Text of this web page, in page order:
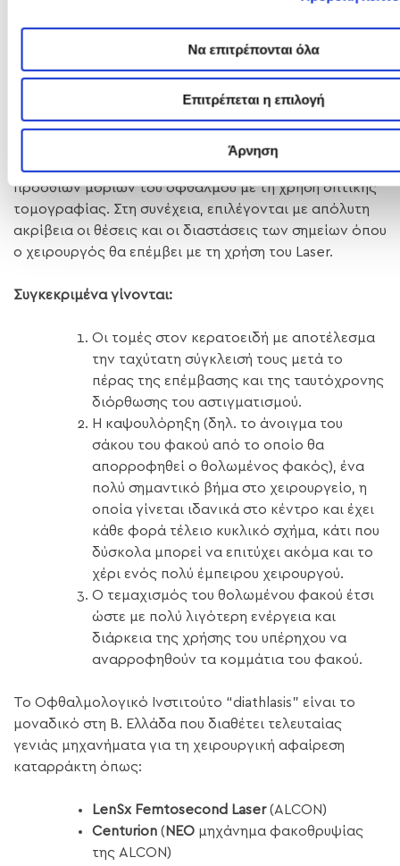
Να επιτρέπονται όλα
Επιτρέπεται η επιλογή
Άρνηση
δίνει τη δυνατότητα στο
χειρουργό να κάνει με απόλυτη ακρίβεια
συγκεκριμένα βήματα του χειρουργείου χωρίς τον
κίνδυνο των επιπλοκών.
Η διαδικασία ξεκινάει με τη λεπτομερή απεικόνιση των
προσθίων μορίων του οφθαλμού με τη χρήση οπτικής
τομογραφίας. Στη συνέχεια, επιλέγονται με απόλυτη
ακρίβεια οι θέσεις και οι διαστάσεις των σημείων όπου
ο χειρουργός θα επέμβει με τη χρήση του Laser.
Συγκεκριμένα γίνονται:
Oι τομές στον κερατοειδή με αποτέλεσμα
την ταχύτατη σύγκλεισή τους μετά το
πέρας της επέμβασης και της ταυτόχρονης
διόρθωσης του αστιγματισμού.
Η καψουλόρηξη (δηλ. το άνοιγμα του
σάκου του φακού από το οποίο θα
απορροφηθεί ο θολωμένος φακός), ένα
πολύ σημαντικό βήμα στο χειρουργείο, η
οποία γίνεται ιδανικά στο κέντρο και έχει
κάθε φορά τέλειο κυκλικό σχήμα, κάτι που
δύσκολα μπορεί να επιτύχει ακόμα και το
χέρι ενός πολύ έμπειρου χειρουργού.
Ο τεμαχισμός του θολωμένου φακού έτσι
ώστε με πολύ λιγότερη ενέργεια και
διάρκεια της χρήσης του υπέρηχου να
αναρροφηθούν τα κομμάτια του φακού.
Το Οφθαλμολογικό Ινστιτούτο “diathlasis” είναι το
μοναδικό στη Β. Ελλάδα που διαθέτει τελευταίας
γενιάς μηχανήματα για τη χειρουργική αφαίρεση
καταρράκτη όπως:
LenSx Femtosecond Laser(ALCON)
Centurion ( NEO μηχάνημα φακοθρυψίας
της ALCON)